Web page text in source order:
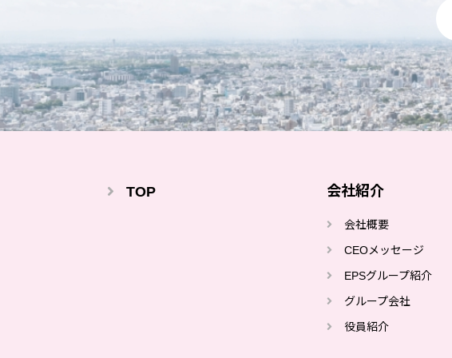
TOP 会社紹介
会社概要
CEOメッセージ
EPSグループ紹介
グループ会社
役員紹介